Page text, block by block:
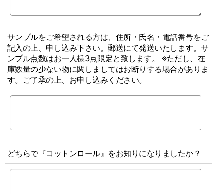
サンプルをご希望される方は、住所・氏名・電話番号をご
記入の上、申し込み下さい。郵送にて発送いたします。サ
ンプル点数はお一人様3点限定と致します。 ※ただし、在
庫数量の少ない物に関しましてはお断りする場合がありま
す。ご了承の上、お申し込みください。
どちらで『コットンロール』をお知りになりましたか？